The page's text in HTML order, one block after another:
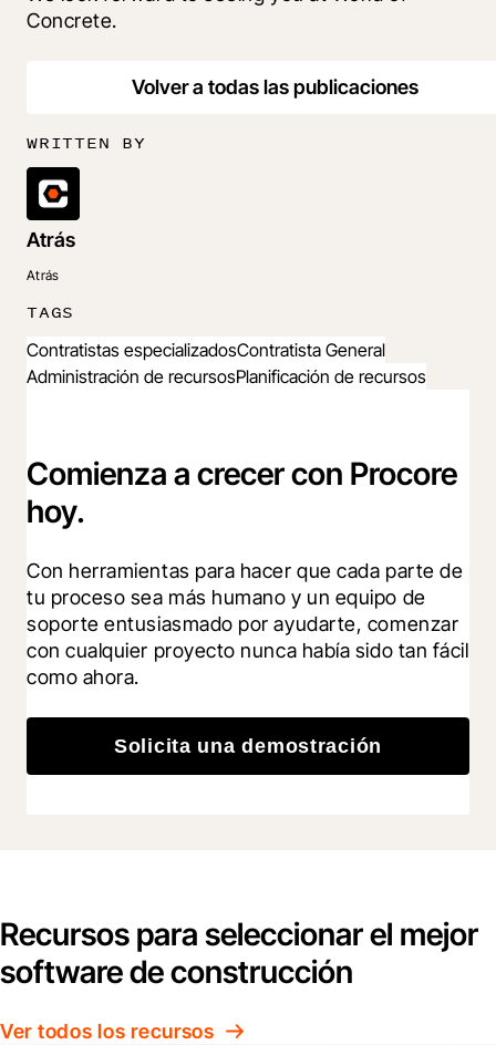
Concrete.
Volver a todas las publicaciones
WRITTEN BY
Atrás
Atrás
TAGS
Contratistas especializadosContratista General
Administración de recursosPlanificación de recursos
Comienza a crecer con Procore
hoy.
Con herramientas para hacer que cada parte de
tu proceso sea más humano y un equipo de
soporte entusiasmado por ayudarte, comenzar
con cualquier proyecto nunca había sido tan fácil
como ahora.
Solicita una demostración
Recursos para seleccionar el mejor
software de construcción
Ver todos los recursos